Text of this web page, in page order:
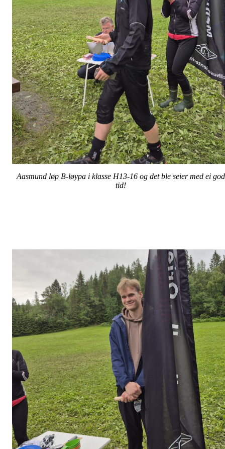
Aasmund løp B-løypa i klasse H13-16 og det ble seier med ei god
tid!